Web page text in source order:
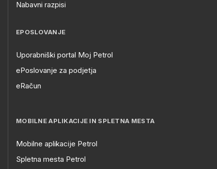
Nabavni razpisi
EPOSLOVANJE
Uporabniški portal Moj Petrol
ePoslovanje za podjetja
eRačun
MOBILNE APLIKACIJE IN SPLETNA MESTA
Mobilne aplikacije Petrol
Spletna mesta Petrol